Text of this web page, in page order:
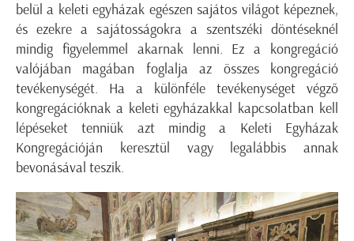
belül a keleti egyházak egészen sajátos világot képeznek,
és ezekre a sajátosságokra a szentszéki döntéseknél
mindig figyelemmel akarnak lenni. Ez a kongregáció
valójában magában foglalja az összes kongregáció
tevékenységét. Ha a különféle tevékenységet végző
kongregációknak a keleti egyházakkal kapcsolatban kell
lépéseket tenniük azt mindig a Keleti Egyházak
Kongregációján keresztül vagy legalábbis annak
bevonásával teszik.